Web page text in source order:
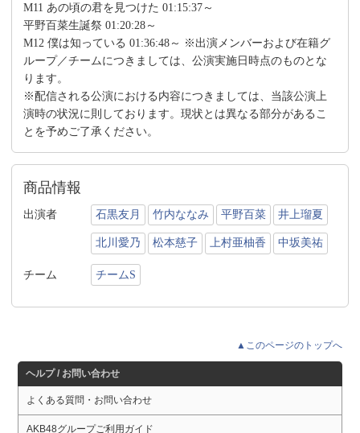
M11 あの頃の君を見つけた 01:15:37～
平野百菜生誕祭 01:20:28～
M12 僕は知っている 01:36:48～ ※出演メンバーおよび在籍グ
ループ／チームにつきましては、公演実施日時点のものとな
ります。
※配信される公演における内容につきましては、当該公演上
演時の状況に則しております。現状とは異なる部分があるこ
とを予めご了承ください。
商品情報
出演者 石黒友月 竹内ななみ 平野百菜 井上瑠夏
北川愛乃 松本慈子 上村亜柚香 中坂美祐
チーム チームS
▲このページのトップへ
ヘルプ / お問い合わせ
よくある質問・お問い合わせ
AKB48グループご利用ガイド